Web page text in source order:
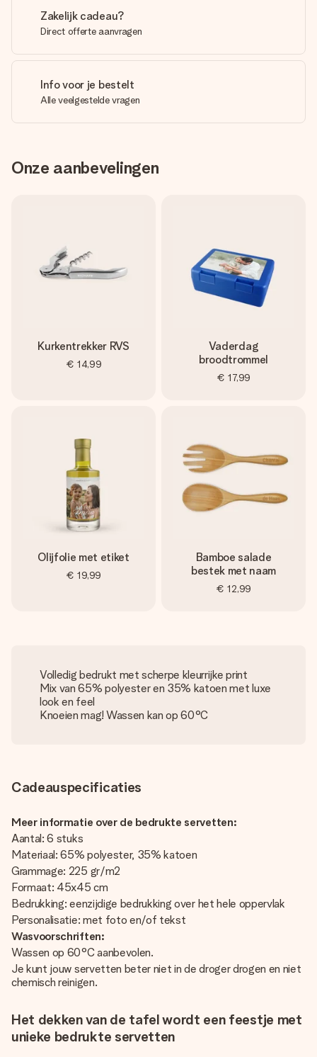
Zakelijk cadeau?
Direct offerte aanvragen
Info voor je bestelt
Alle veelgestelde vragen
Onze aanbevelingen
Kurkentrekker RVS
€ 14,99
Vaderdag
broodtrommel
€ 17,99
Olijfolie met etiket
€ 19,99
Bamboe salade
bestek met naam
€ 12,99
Volledig bedrukt met scherpe kleurrijke print
Mix van 65% polyester en 35% katoen met luxe
look en feel
Knoeien mag! Wassen kan op 60°C
Cadeauspecificaties
Meer informatie over de bedrukte servetten:
Aantal: 6 stuks
Materiaal: 65% polyester, 35% katoen
Grammage: 225 gr/m2
Formaat: 45x45 cm
Bedrukking: eenzijdige bedrukking over het hele oppervlak
Personalisatie: met foto en/of tekst
Wasvoorschriften:
Wassen op 60°C aanbevolen.
Je kunt jouw servetten beter niet in de droger drogen en niet
chemisch reinigen.
Het dekken van de tafel wordt een feestje met
unieke bedrukte servetten